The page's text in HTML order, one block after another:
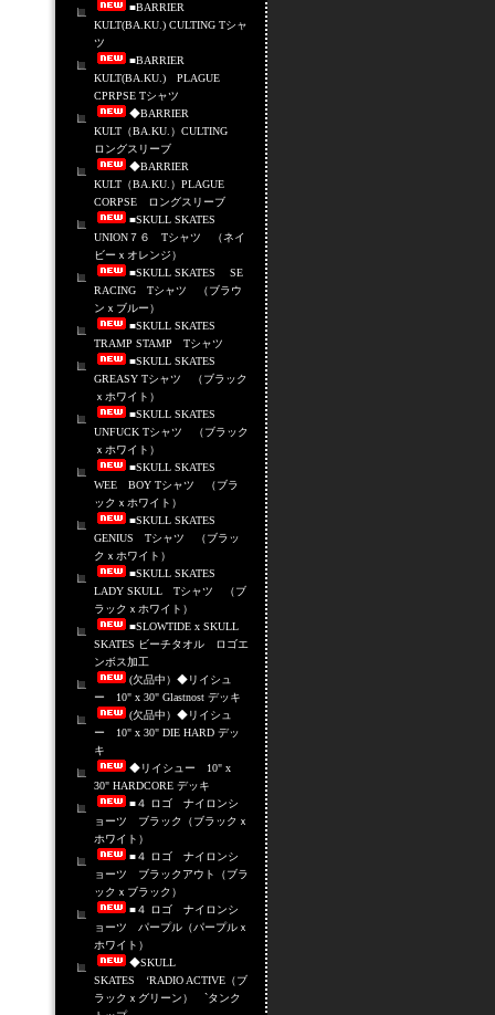
■BARRIER
KULT(BA.KU.) CULTING Tシャ
ツ
■BARRIER
KULT(BA.KU.) PLAGUE
CPRPSE Tシャツ
◆BARRIER
KULT（BA.KU.）CULTING
ロングスリーブ
◆BARRIER
KULT（BA.KU.）PLAGUE
CORPSE ロングスリーブ
■SKULL SKATES
UNION７６ Tシャツ （ネイ
ビーｘオレンジ）
■SKULL SKATES SE
RACING Tシャツ （ブラウ
ンｘブルー）
■SKULL SKATES
TRAMP STAMP Tシャツ
■SKULL SKATES
GREASY Tシャツ （ブラック
ｘホワイト）
■SKULL SKATES
UNFUCK Tシャツ （ブラック
ｘホワイト）
■SKULL SKATES
WEE BOY Tシャツ （ブラ
ックｘホワイト）
■SKULL SKATES
GENIUS Tシャツ （ブラッ
クｘホワイト）
■SKULL SKATES
LADY SKULL Tシャツ （ブ
ラックｘホワイト）
■SLOWTIDE x SKULL
SKATES ビーチタオル ロゴエ
ンボス加工
(欠品中）◆リイシュ
ー 10" x 30" Glastnost デッキ
(欠品中）◆リイシュ
ー 10" x 30" DIE HARD デッ
キ
◆リイシュー 10" x
30" HARDCORE デッキ
■４ ロゴ ナイロンシ
ョーツ ブラック（ブラックｘ
ホワイト）
■４ ロゴ ナイロンシ
ョーツ ブラックアウト（ブラ
ックｘブラック）
■４ ロゴ ナイロンシ
ョーツ パープル（パープルｘ
ホワイト）
◆SKULL
SKATES ‘RADIO ACTIVE（ブ
ラックｘグリーン） `タンク